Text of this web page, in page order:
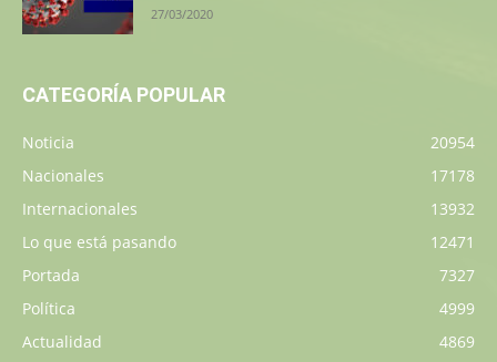
27/03/2020
CATEGORÍA POPULAR
Noticia
20954
Nacionales
17178
Internacionales
13932
Lo que está pasando
12471
Portada
7327
Política
4999
Actualidad
4869